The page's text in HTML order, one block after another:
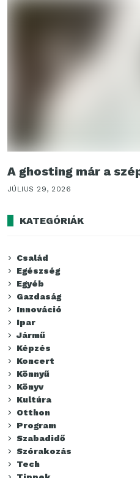
A ghosting már a
JÚLIUS 29, 2026
KATEGÓRIÁK
Család
Egészség
Egyéb
Gazdaság
Innováció
Ipar
Jármű
Képzés
Koncert
Könnyű
Könyv
Kultúra
Otthon
Program
Szabadidő
Szórakozás
Tech